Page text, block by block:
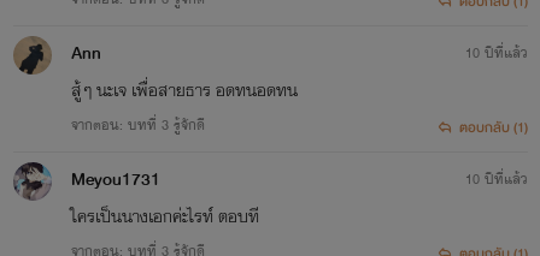
Ann
สู้ๆ นะเจ เพื่อสายธาร อดทนอดทน
จากตอน: บทที่ 3 รู้จักดี
10 ปีที่แล้ว
ตอบกลับ (1)
Meyou1731
ใครเป็นนางเอกค่ะไรท์ ตอบที
จากตอน: บทที่ 3 รู้จักดี
10 ปีที่แล้ว